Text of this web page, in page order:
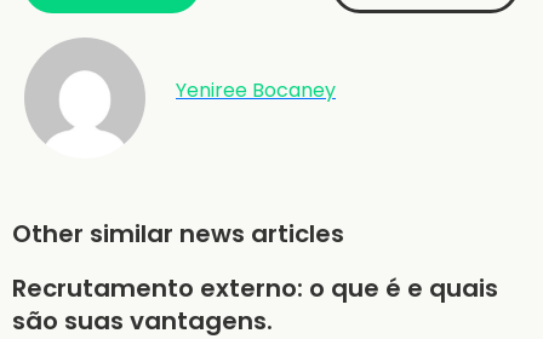
Yeniree Bocaney
Other similar news articles
Recrutamento externo: o que é e quais
são suas vantagens.